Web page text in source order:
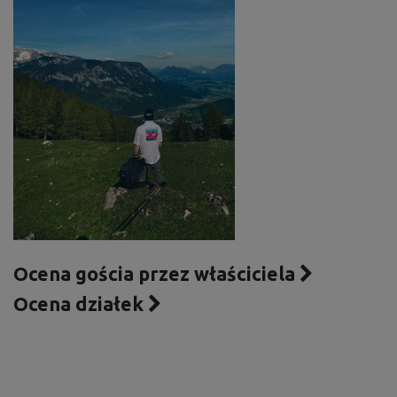
Ocena gościa przez właściciela
Ocena działek